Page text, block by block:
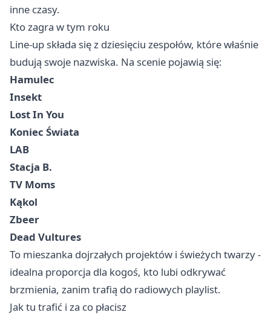
inne czasy.
Kto zagra w tym roku
Line-up składa się z dziesięciu zespołów, które właśnie
budują swoje nazwiska. Na scenie pojawią się:
Hamulec
Insekt
Lost In You
Koniec Świata
LAB
Stacja B.
TV Moms
Kąkol
Zbeer
Dead Vultures
To mieszanka dojrzałych projektów i świeżych twarzy -
idealna proporcja dla kogoś, kto lubi odkrywać
brzmienia, zanim trafią do radiowych playlist.
Jak tu trafić i za co płacisz